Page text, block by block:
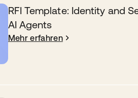
RFI Template: Identity and
AI Agents
Mehr erfahren